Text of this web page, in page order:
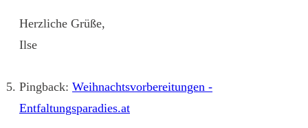
Herzliche Grüße,
Ilse
Pingback: Weihnachtsvorbereitungen -
Entfaltungsparadies.at